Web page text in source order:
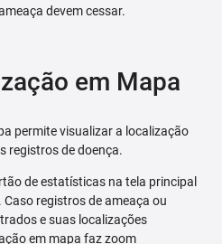
devem cessar.
em Mapa
permite visualizar a localização
registros de doença.
de estatísticas na tela principal
registros de ameaça ou
e suas localizações
em mapa faz zoom